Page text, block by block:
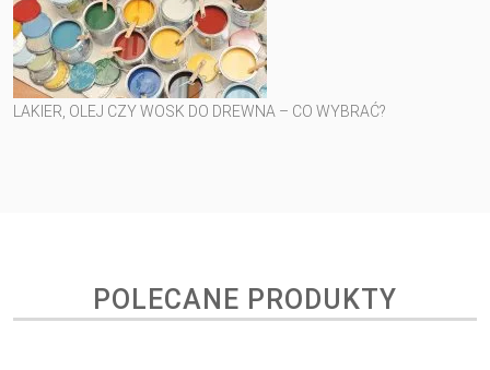
LAKIER, OLEJ CZY WOSK DO DREWNA – CO WYBRAĆ?
POLECANE PRODUKTY